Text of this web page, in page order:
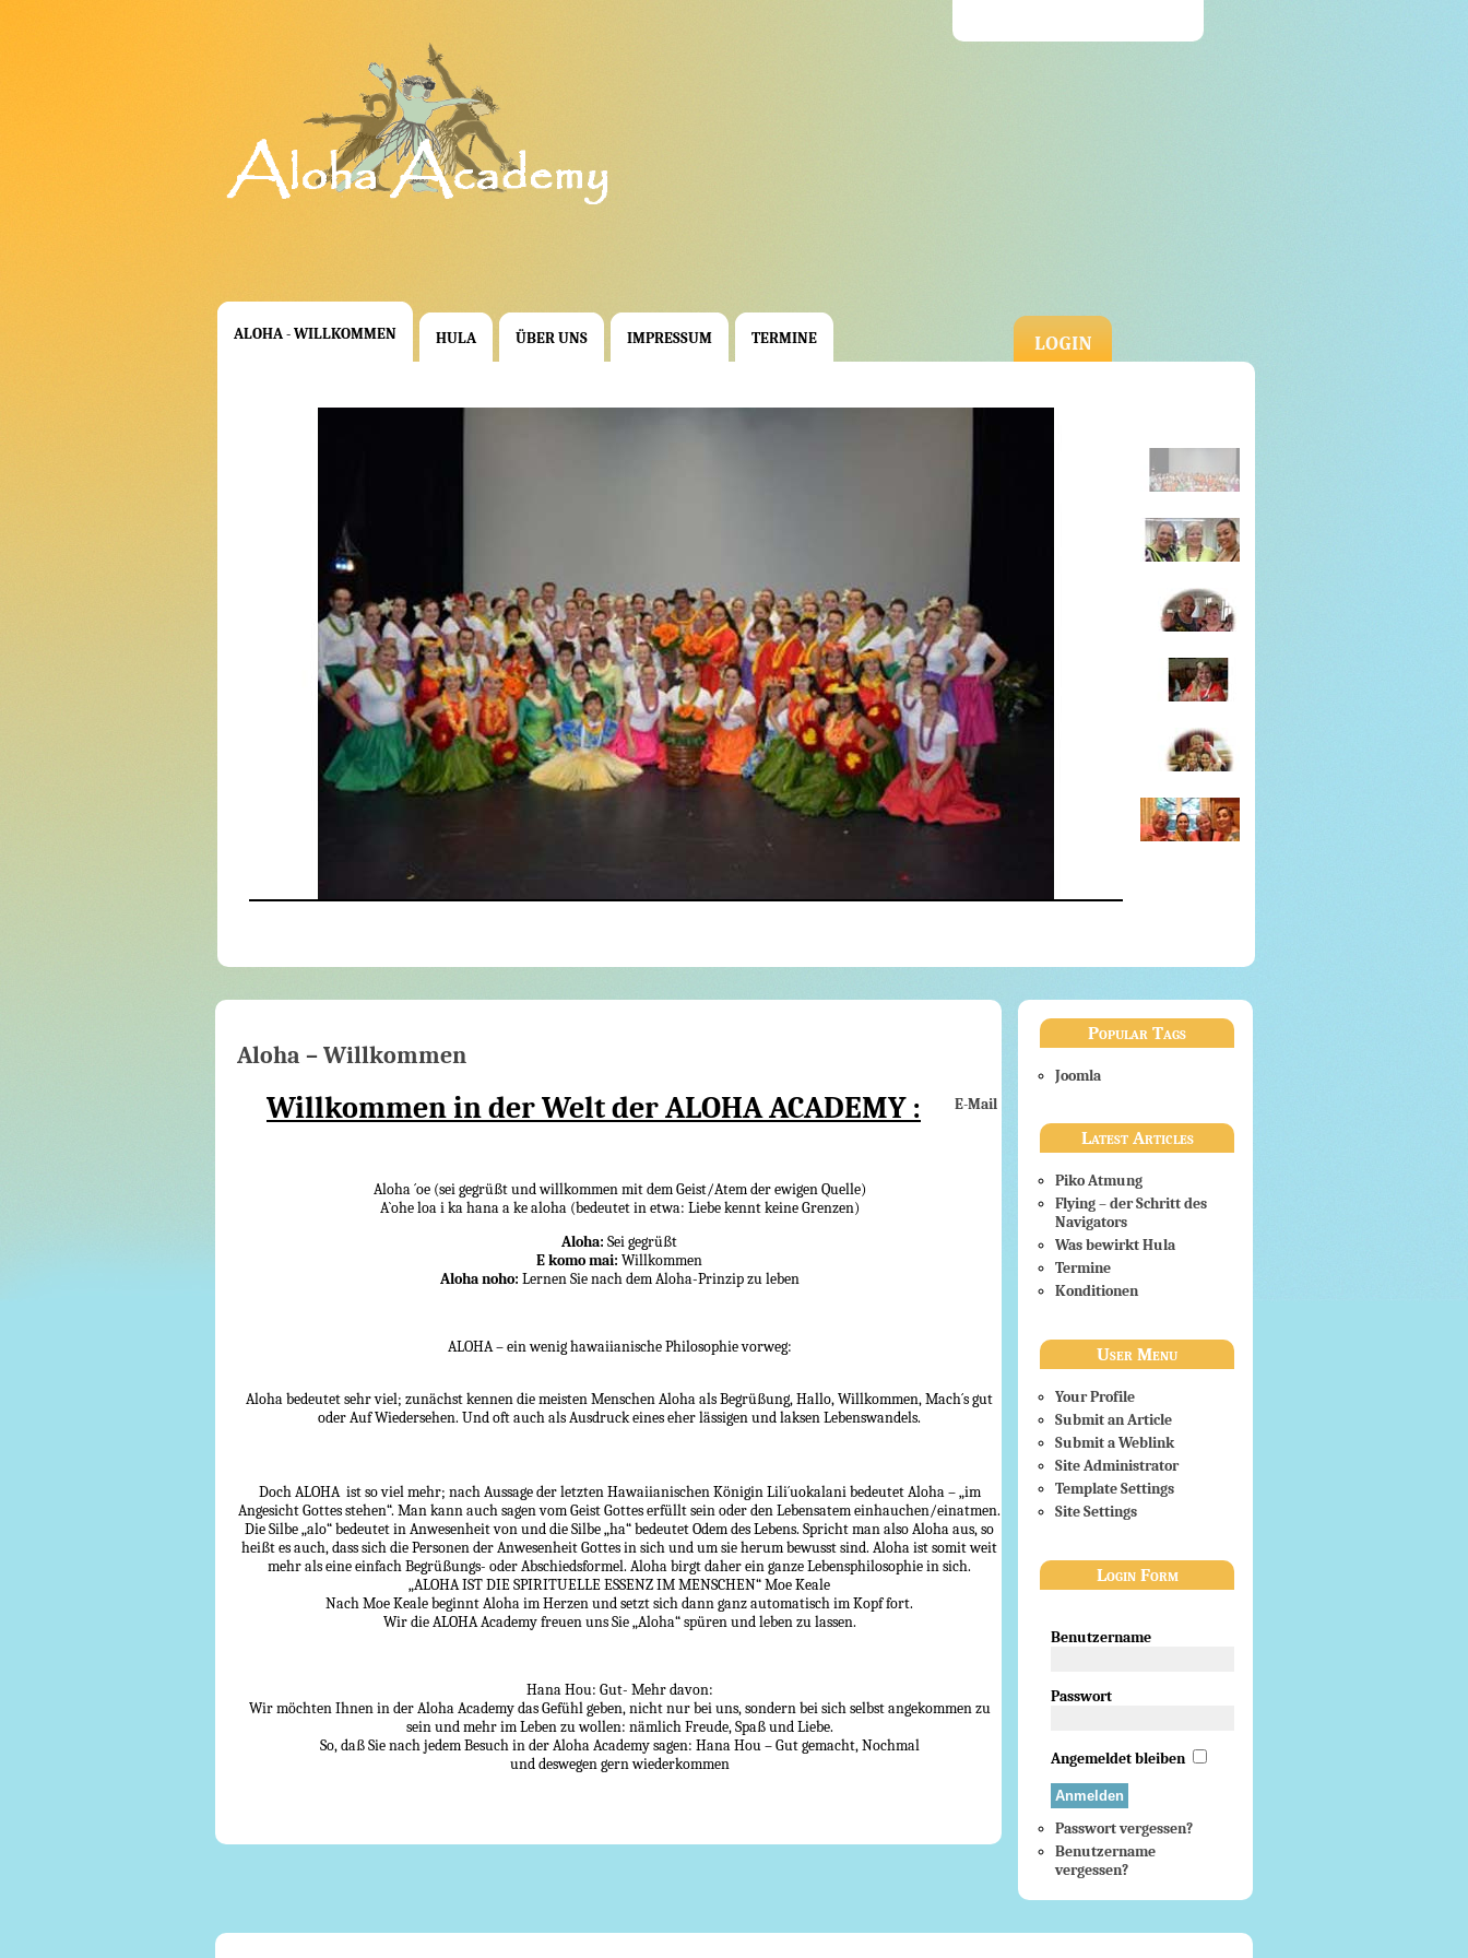
ALOHA - WILLKOMMEN HULA ÜBER UNS IMPRESSUM TERMINE
Aloha – Willkommen
E-Mail
Willkommen in der Welt der ALOHA ACADEMY :
Aloha ´oe (sei gegrüßt und willkommen mit dem Geist/Atem der ewigen Quelle)
A`ohe loa i ka hana a ke aloha (bedeutet in etwa: Liebe kennt keine Grenzen)
Aloha: Sei gegrüßt
E komo mai: Willkommen
Aloha noho: Lernen Sie nach dem Aloha-Prinzip zu leben
ALOHA – ein wenig hawaiianische Philosophie vorweg:
Aloha bedeutet sehr viel; zunächst kennen die meisten Menschen Aloha als Begrüßung, Hallo, Willkommen, Mach´s gut
oder Auf Wiedersehen. Und oft auch als Ausdruck eines eher lässigen und laksen Lebenswandels.
Doch ALOHA ist so viel mehr; nach Aussage der letzten Hawaiianischen Königin Lili´uokalani bedeutet Aloha – „im
Angesicht Gottes stehen“. Man kann auch sagen vom Geist Gottes erfüllt sein oder den Lebensatem einhauchen/einatmen.
Die Silbe „alo“ bedeutet in Anwesenheit von und die Silbe „ha“ bedeutet Odem des Lebens. Spricht man also Aloha aus, so
heißt es auch, dass sich die Personen der Anwesenheit Gottes in sich und um sie herum bewusst sind. Aloha ist somit weit
mehr als eine einfach Begrüßungs- oder Abschiedsformel. Aloha birgt daher ein ganze Lebensphilosophie in sich.
„ALOHA IST DIE SPIRITUELLE ESSENZ IM MENSCHEN“ Moe Keale
Nach Moe Keale beginnt Aloha im Herzen und setzt sich dann ganz automatisch im Kopf fort.
Wir die ALOHA Academy freuen uns Sie „Aloha“ spüren und leben zu lassen.
Hana Hou: Gut- Mehr davon:
Wir möchten Ihnen in der Aloha Academy das Gefühl geben, nicht nur bei uns, sondern bei sich selbst angekommen zu
sein und mehr im Leben zu wollen: nämlich Freude, Spaß und Liebe.
So, daß Sie nach jedem Besuch in der Aloha Academy sagen: Hana Hou – Gut gemacht, Nochmal
und deswegen gern wiederkommen
Popular Tags
Joomla
Latest Articles
Piko Atmung
Flying – der Schritt des
Navigators
Was bewirkt Hula
Termine
Konditionen
User Menu
Your Profile
Submit an Article
Submit a Weblink
Site Administrator
Template Settings
Site Settings
Login Form
Benutzername
Passwort
Angemeldet bleiben
Passwort vergessen?
Benutzername
vergessen?